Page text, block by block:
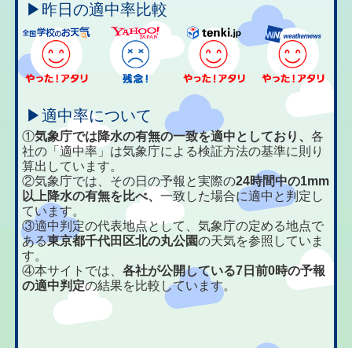
▶昨日の適中率比較
▶適中率について
①気象庁では降水の有無の一致を適中としており、各
社の「適中率」は気象庁による検証方法の基準に則り
算出しています。
②気象庁では、その日の予報と実際の24時間中の1mm
以上降水の有無を比べ、一致した場合に適中と判定し
ています。
③適中判定の代表地点として、気象庁の定める地点で
ある東京都千代田区北の丸公園の天気を参照していま
す。
④本サイトでは、各社が公開している7日前0時の予報
の適中判定の結果を比較しています。